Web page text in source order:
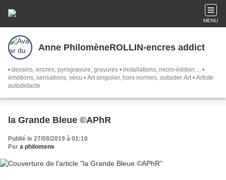
MENU
Anne PhilomèneROLLIN-encres addict
• dessins, encres, pyrogravure, gravures • installations, micro-édition ... •
émotions, sensations, vécu • Art singulier, hors normes, outsider Art • Artiste
autodidacte
la Grande Bleue ©APhR
Publié le 27/08/2019 à 01:10
Par a philomene